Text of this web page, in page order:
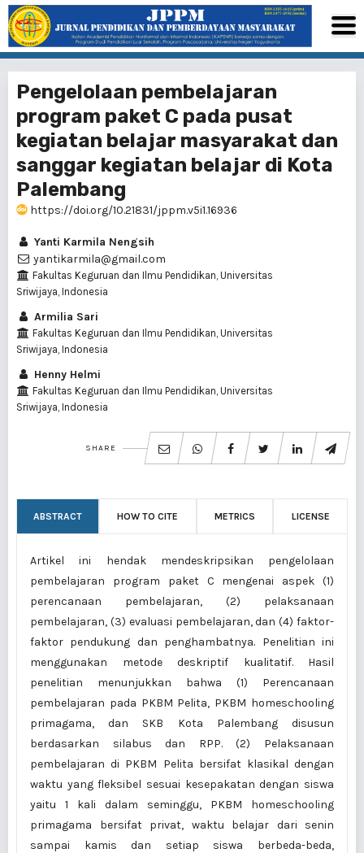
Pengelolaan pembelajaran
program paket C pada pusat
kegiatan belajar masyarakat dan
sanggar kegiatan belajar di Kota
Palembang
https://doi.org/10.21831/jppm.v5i1.16936
Yanti Karmila Nengsih
yantikarmila@gmail.com
Fakultas Keguruan dan Ilmu Pendidikan, Universitas
Sriwijaya, Indonesia
Armilia Sari
Fakultas Keguruan dan Ilmu Pendidikan, Universitas
Sriwijaya, Indonesia
Henny Helmi
Fakultas Keguruan dan Ilmu Pendidikan, Universitas
Sriwijaya, Indonesia
SHARE
ABSTRACT HOW TO CITE METRICS LICENSE
Artikel ini hendak mendeskripsikan pengelolaan
pembelajaran program paket C mengenai aspek (1)
perencanaan pembelajaran, (2) pelaksanaan
pembelajaran, (3) evaluasi pembelajaran, dan (4) faktor-
faktor pendukung dan penghambatnya. Penelitian ini
menggunakan metode deskriptif kualitatif. Hasil
penelitian menunjukkan bahwa (1) Perencanaan
pembelajaran pada PKBM Pelita, PKBM homeschooling
primagama, dan SKB Kota Palembang disusun
berdasarkan silabus dan RPP. (2) Pelaksanaan
pembelajaran di PKBM Pelita bersifat klasikal dengan
waktu yang fleksibel sesuai kesepakatan dengan siswa
yaitu 1 kali dalam seminggu, PKBM homeschooling
primagama bersifat privat, waktu belajar dari senin
sampai kamis dan setiap siswa berbeda-beda,